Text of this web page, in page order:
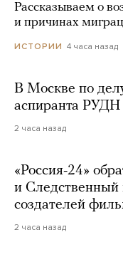
Рассказываем о
и причинах
ИСТОРИИ 4 часа назад
В Москве по
аспиранта РУДН
2 часа назад
«Россия-24»
и Следственный
создателей
2 часа назад